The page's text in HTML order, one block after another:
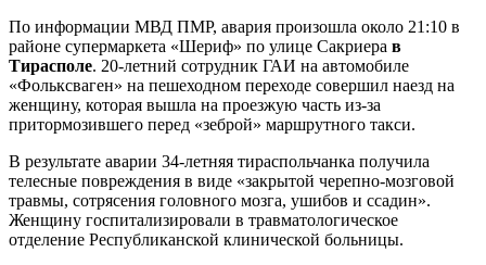
По информации МВД ПМР, авария произошла около 21:10 в
районе супермаркета «Шериф» по улице Сакриера в
Тирасполе. 20-летний сотрудник ГАИ на автомобиле
«Фольксваген» на пешеходном переходе совершил наезд на
женщину, которая вышла на проезжую часть из-за
притормозившего перед «зеброй» маршрутного такси.
В результате аварии 34-летняя тираспольчанка получила
телесные повреждения в виде «закрытой черепно-мозговой
травмы, сотрясения головного мозга, ушибов и ссадин».
Женщину госпитализировали в травматологическое
отделение Республиканской клинической больницы.